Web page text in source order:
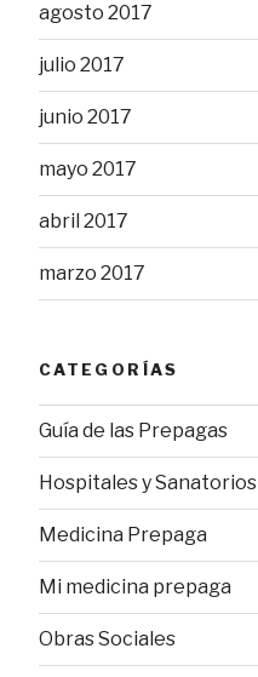
agosto 2017
julio 2017
junio 2017
mayo 2017
abril 2017
marzo 2017
CATEGORÍAS
Guía de las Prepagas
Hospitales y Sanatorios
Medicina Prepaga
Mi medicina prepaga
Obras Sociales